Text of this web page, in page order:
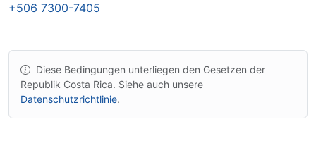
+506 7300-7405
Diese Bedingungen unterliegen den Gesetzen der
Republik Costa Rica. Siehe auch unsere
Datenschutzrichtlinie.